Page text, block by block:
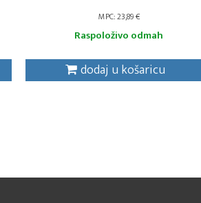
MPC: 23,89 €
Raspoloživo odmah
dodaj u košaricu